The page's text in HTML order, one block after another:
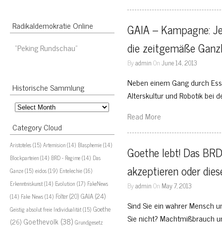
Radikaldemokratie Online
“Peking Rundschau”
Historische Sammlung
Historische
Sammlung
Category Cloud
Aristoteles(15) Artemision(14) Blasphemie(14)
Blockparteien(14) BRD - Regime(14) Das
Ganze(15) eidos(19) Entelechie(16)
Erkenntniskunst(14) Evolution (17) FakeNews
(14) Fake News(14) Folter(20) GAIA(24)
Geistig absolut freie Individualität(15) Goethe
(26) Goethevolk (38) Grundgesetz
GAIA – Kampagne:
die zeitgemäße
ByadminOnJune 14, 2013
Neben einem Gang durch
Alterskultur und Robotik bei
Read More
Goethe lebt! Das
akzeptieren oder
ByadminOn May 7, 2013
Sind Sie ein wahrer Mensch
Sie nicht? Machtmißbrauch